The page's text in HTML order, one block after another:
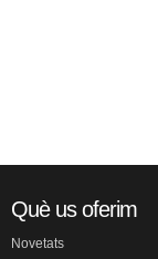
Què us oferim
Novetats